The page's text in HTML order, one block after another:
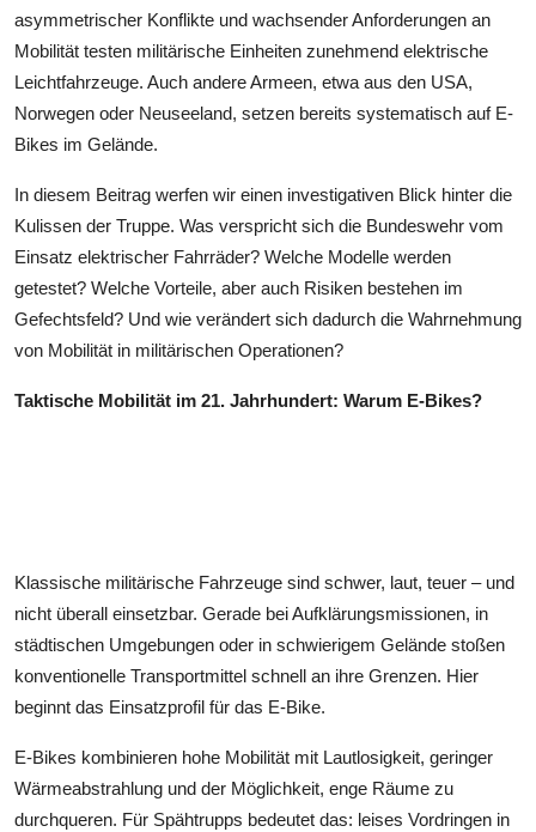
asymmetrischer Konflikte und wachsender Anforderungen an
Mobilität testen militärische Einheiten zunehmend elektrische
Leichtfahrzeuge. Auch andere Armeen, etwa aus den USA,
Norwegen oder Neuseeland, setzen bereits systematisch auf E-
Bikes im Gelände.
In diesem Beitrag werfen wir einen investigativen Blick hinter die
Kulissen der Truppe. Was verspricht sich die Bundeswehr vom
Einsatz elektrischer Fahrräder? Welche Modelle werden
getestet? Welche Vorteile, aber auch Risiken bestehen im
Gefechtsfeld? Und wie verändert sich dadurch die Wahrnehmung
von Mobilität in militärischen Operationen?
Taktische Mobilität im 21. Jahrhundert: Warum E-Bikes?
Klassische militärische Fahrzeuge sind schwer, laut, teuer – und
nicht überall einsetzbar. Gerade bei Aufklärungsmissionen, in
städtischen Umgebungen oder in schwierigem Gelände stoßen
konventionelle Transportmittel schnell an ihre Grenzen. Hier
beginnt das Einsatzprofil für das E-Bike.
E-Bikes kombinieren hohe Mobilität mit Lautlosigkeit, geringer
Wärmeabstrahlung und der Möglichkeit, enge Räume zu
durchqueren. Für Spähtrupps bedeutet das: leises Vordringen in